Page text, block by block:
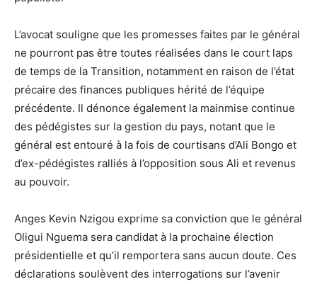
L’avocat souligne que les promesses faites par le général
ne pourront pas être toutes réalisées dans le court laps
de temps de la Transition, notamment en raison de l’état
précaire des finances publiques hérité de l’équipe
précédente. Il dénonce également la mainmise continue
des pédégistes sur la gestion du pays, notant que le
général est entouré à la fois de courtisans d’Ali Bongo et
d’ex-pédégistes ralliés à l’opposition sous Ali et revenus
au pouvoir.
Anges Kevin Nzigou exprime sa conviction que le général
Oligui Nguema sera candidat à la prochaine élection
présidentielle et qu’il remportera sans aucun doute. Ces
déclarations soulèvent des interrogations sur l’avenir